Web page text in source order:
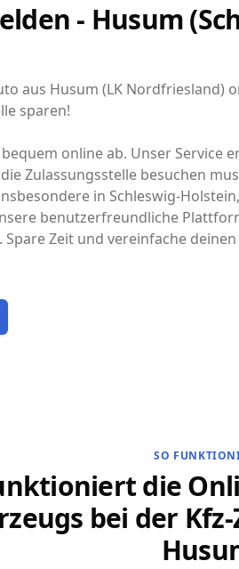
- Husum
aus Husum (LK Nordfriesland)
sparen!
online ab. Unser Service
Zulassungsstelle besuchen
in Schleswig-
benutzerfreundliche
Zeit und vereinfache
SO
die
bei der